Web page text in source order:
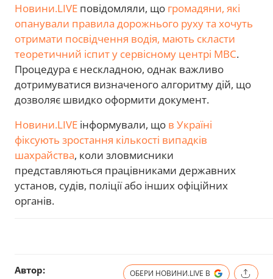
Новини.LIVE повідомляли, що громадяни, які
опанували правила дорожнього руху та хочуть
отримати посвідчення водія, мають скласти
теоретичний іспит у сервісному центрі МВС.
Процедура є нескладною, однак важливо
дотримуватися визначеного алгоритму дій, що
дозволяє швидко оформити документ.
Новини.LIVE інформували, що в Україні
фіксують зростання кількості випадків
шахрайства, коли зловмисники
представляються працівниками державних
установ, судів, поліції або інших офіційних
органів.
Автор: ОБЕРИ НОВИНИ.LIVE В